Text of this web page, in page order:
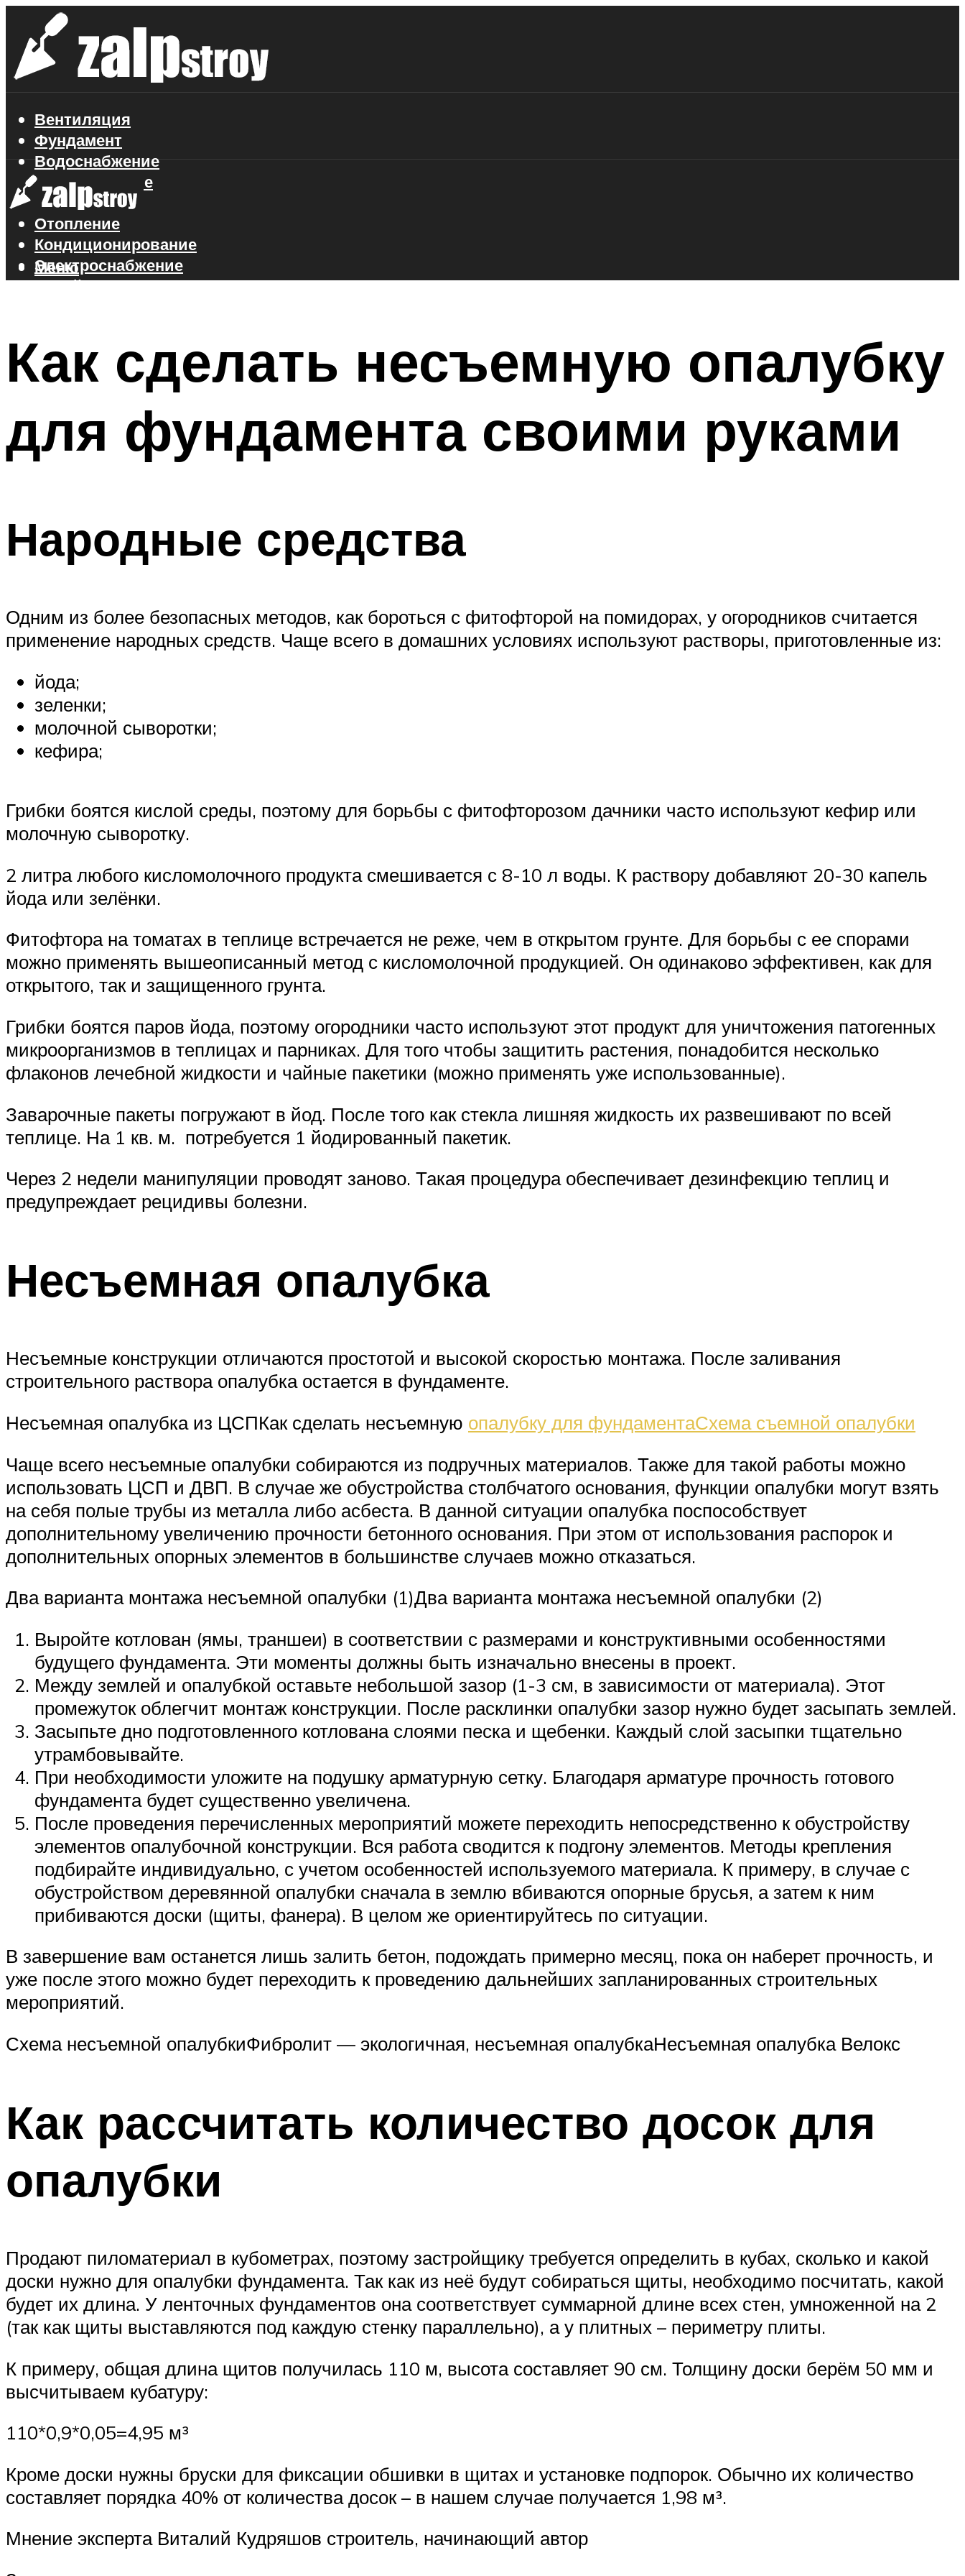
Вентиляция
Фундамент
Водоснабжение
Газоснабжение
Канализация
Отопление
Кондиционирование
Электроснабжение
Стройматериалы
Меню
Как сделать несъемную опалубку
для фундамента своими руками
Народные средства
Одним из более безопасных методов, как бороться с фитофторой на помидорах, у огородников считается
применение народных средств. Чаще всего в домашних условиях используют растворы, приготовленные из:
йода;
зеленки;
молочной сыворотки;
кефира;
Грибки боятся кислой среды, поэтому для борьбы с фитофторозом дачники часто используют кефир или
молочную сыворотку.
2 литра любого кисломолочного продукта смешивается с 8-10 л воды. К раствору добавляют 20-30 капель
йода или зелёнки.
Фитофтора на томатах в теплице встречается не реже, чем в открытом грунте. Для борьбы с ее спорами
можно применять вышеописанный метод с кисломолочной продукцией. Он одинаково эффективен, как для
открытого, так и защищенного грунта.
Грибки боятся паров йода, поэтому огородники часто используют этот продукт для уничтожения патогенных
микроорганизмов в теплицах и парниках. Для того чтобы защитить растения, понадобится несколько
флаконов лечебной жидкости и чайные пакетики (можно применять уже использованные).
Заварочные пакеты погружают в йод. После того как стекла лишняя жидкость их развешивают по всей
теплице. На 1 кв. м. потребуется 1 йодированный пакетик.
Через 2 недели манипуляции проводят заново. Такая процедура обеспечивает дезинфекцию теплиц и
предупреждает рецидивы болезни.
Несъемная опалубка
Несъемные конструкции отличаются простотой и высокой скоростью монтажа. После заливания
строительного раствора опалубка остается в фундаменте.
Несъемная опалубка из ЦСПКак сделать несъемную опалубку для фундаментаСхема съемной опалубки
Чаще всего несъемные опалубки собираются из подручных материалов. Также для такой работы можно
использовать ЦСП и ДВП. В случае же обустройства столбчатого основания, функции опалубки могут взять
на себя полые трубы из металла либо асбеста. В данной ситуации опалубка поспособствует
дополнительному увеличению прочности бетонного основания. При этом от использования распорок и
дополнительных опорных элементов в большинстве случаев можно отказаться.
Два варианта монтажа несъемной опалубки (1)Два варианта монтажа несъемной опалубки (2)
Выройте котлован (ямы, траншеи) в соответствии с размерами и конструктивными особенностями
будущего фундамента. Эти моменты должны быть изначально внесены в проект.
Между землей и опалубкой оставьте небольшой зазор (1-3 см, в зависимости от материала). Этот
промежуток облегчит монтаж конструкции. После расклинки опалубки зазор нужно будет засыпать землей.
Засыпьте дно подготовленного котлована слоями песка и щебенки. Каждый слой засыпки тщательно
утрамбовывайте.
При необходимости уложите на подушку арматурную сетку. Благодаря арматуре прочность готового
фундамента будет существенно увеличена.
После проведения перечисленных мероприятий можете переходить непосредственно к обустройству
элементов опалубочной конструкции. Вся работа сводится к подгону элементов. Методы крепления
подбирайте индивидуально, с учетом особенностей используемого материала. К примеру, в случае с
обустройством деревянной опалубки сначала в землю вбиваются опорные брусья, а затем к ним
прибиваются доски (щиты, фанера). В целом же ориентируйтесь по ситуации.
В завершение вам останется лишь залить бетон, подождать примерно месяц, пока он наберет прочность, и
уже после этого можно будет переходить к проведению дальнейших запланированных строительных
мероприятий.
Схема несъемной опалубкиФибролит — экологичная, несъемная опалубкаНесъемная опалубка Велокс
Как рассчитать количество досок для
опалубки
Продают пиломатериал в кубометрах, поэтому застройщику требуется определить в кубах, сколько и какой
доски нужно для опалубки фундамента. Так как из неё будут собираться щиты, необходимо посчитать, какой
будет их длина. У ленточных фундаментов она соответствует суммарной длине всех стен, умноженной на 2
(так как щиты выставляются под каждую стенку параллельно), а у плитных – периметру плиты.
К примеру, общая длина щитов получилась 110 м, высота составляет 90 см. Толщину доски берём 50 мм и
высчитываем кубатуру:
110*0,9*0,05=4,95 м³
Кроме доски нужны бруски для фиксации обшивки в щитах и установке подпорок. Обычно их количество
составляет порядка 40% от количества досок – в нашем случае получается 1,98 м³.
Мнение эксперта Виталий Кудряшов строитель, начинающий автор